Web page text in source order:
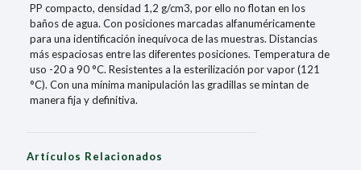
PP compacto, densidad 1,2 g/cm3, por ello no flotan en los
baños de agua. Con posiciones marcadas alfanuméricamente
para una identificación inequívoca de las muestras. Distancias
más espaciosas entre las diferentes posiciones. Temperatura de
uso -20 a 90 °C. Resistentes a la esterilización por vapor (121
°C). Con una mínima manipulación las gradillas se mintan de
manera fija y definitiva.
Artículos Relacionados